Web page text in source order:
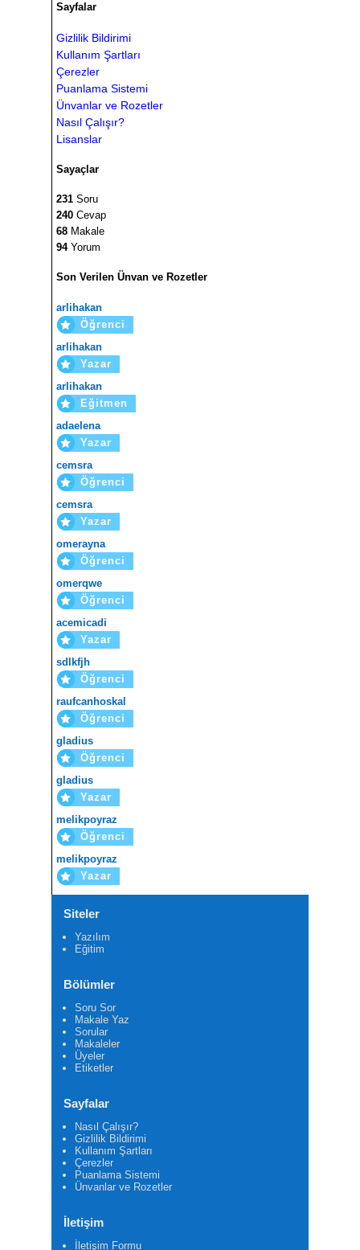
Sayfalar
Gizlilik Bildirimi
Kullanım Şartları
Çerezler
Puanlama Sistemi
Ünvanlar ve Rozetler
Nasıl Çalışır?
Lisanslar
Sayaçlar
231 Soru
240 Cevap
68 Makale
94Yorum
Son Verilen Ünvan ve Rozetler
arlihakan
Öğrenci
arlihakan
Yazar
arlihakan
Eğitmen
adaelena
Yazar
cemsra
Öğrenci
cemsra
Yazar
omerayna
Öğrenci
omerqwe
Öğrenci
acemicadi
Yazar
sdlkfjh
Öğrenci
raufcanhoskal
Öğrenci
gladius
Öğrenci
gladius
Yazar
melikpoyraz
Öğrenci
melikpoyraz
Yazar
Siteler
Yazılım
Eğitim
Bölümler
Soru Sor
Makale Yaz
Sorular
Makaleler
Üyeler
Etiketler
Sayfalar
Nasıl Çalışır?
Gizlilik Bildirimi
Kullanım Şartları
Çerezler
Puanlama Sistemi
Ünvanlar ve Rozetler
İletişim
İletişim Formu